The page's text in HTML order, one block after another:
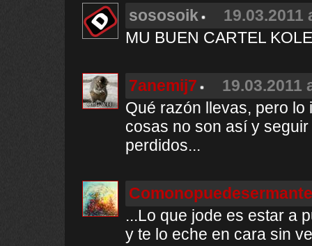
sososoik
19.03.2011
MU BUEN CARTEL
7anemij7
19.03.2011
Qué razón llevas, pero
cosas no son así y
perdidos...
...Lo que jode es estar a
y te lo eche en cara sin